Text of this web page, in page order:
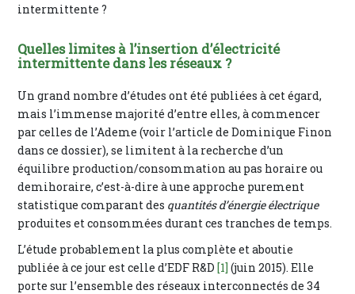
intermittente ?
Quelles limites à l’insertion d’électricité
intermittente dans les réseaux ?
Un grand nombre d’études ont été publiées à cet égard,
mais l’immense majorité d’entre elles, à commencer
par celles de l’Ademe (voir l’article de Dominique Finon
dans ce dossier), se limitent à la recherche d’un
équilibre production/consommation au pas horaire ou
demihoraire, c’est-à-dire à une approche purement
statistique comparant des quantités d’énergie électrique
produites et consommées durant ces tranches de temps.
L’étude probablement la plus complète et aboutie
publiée à ce jour est celle d’EDF R&D[1] (juin 2015). Elle
porte sur l’ensemble des réseaux interconnectés de 34